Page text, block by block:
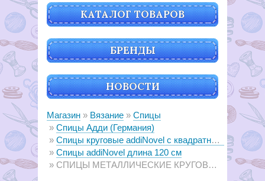
КАТАЛОГ ТОВАРОВ
БРЕНДЫ
НОВОСТИ
Магазин Вязание
Спицы
Спицы Адди (Германия)
Спицы круговые аddiNovel с квадратным сечением
Спицы аddiNovel длина 120 см
СПИЦЫ МЕТАЛЛИЧЕСКИЕ КРУГОВЫЕ СУПЕРГЛАДКИЕ C КВАДРАТНЫМ КОНЧИКОМ ADDINOVEL, №2.25, 120 СМ